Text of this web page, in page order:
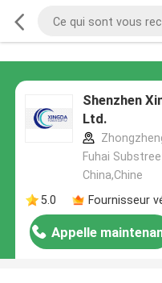
Shenzhen
Ltd.
Fuhai
China,Chine
5.0
Fournisseur
Appelle